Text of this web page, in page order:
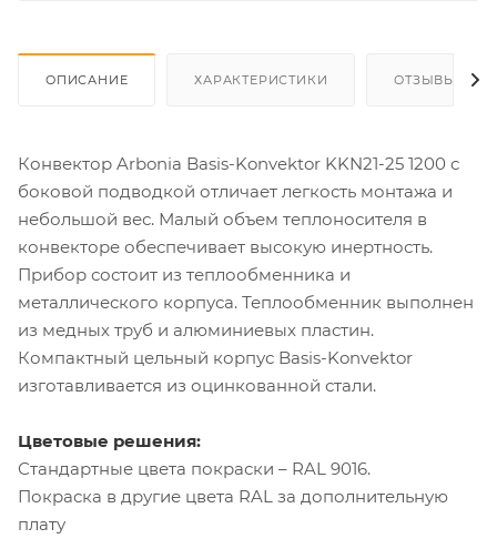
ОПИСАНИЕ ХАРАКТЕРИСТИКИ ОТЗЫВЫ
Конвектор Arbonia Basis-Konvektor KKN21-25 1200 с
боковой подводкой отличает легкость монтажа и
небольшой вес. Малый объем теплоносителя в
конвекторе обеспечивает высокую инертность.
Прибор состоит из теплообменника и
металлического корпуса. Теплообменник выполнен
из медных труб и алюминиевых пластин.
Компактный цельный корпус Basis-Konvektor
изготавливается из оцинкованной стали.
Цветовые решения:
Стандартные цвета покраски – RAL 9016.
Покраска в другие цвета RAL за дополнительную
плату